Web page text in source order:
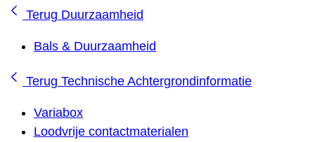
Terug Duurzaamheid
Bals & Duurzaamheid
Terug Technische Achtergrondinformatie
Variabox
Loodvrije contactmaterialen